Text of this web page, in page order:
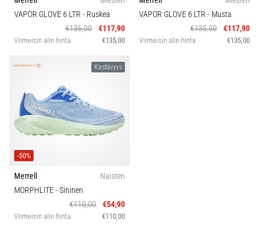
VAPOR GLOVE 6 LTR - Ruskea
€135,00
€117,90
Viimeisin alin hinta €135,00
VAPOR GLOVE 6 LTR - Musta
€135,00
€117,90
Viimeisin alin hinta €135,00
Kestävyys
-50%
Merrell
Naisten
MORPHLITE- Sininen
€110,00
€54,90
Viimeisin alin hinta €110,00